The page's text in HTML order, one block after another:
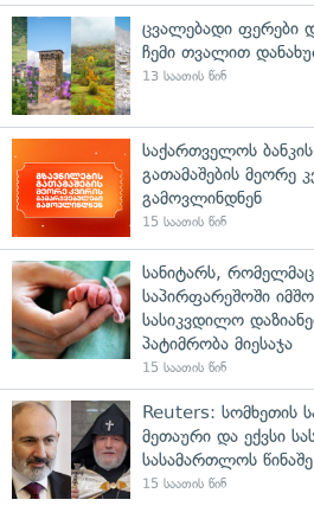
ცვალებადი ფერები
ჩემი თვალით
13 საათის წინ
საქართველოს
გათამაშების მეორე
გამოვლინდნენ
15 საათის წინ
სანიტარს,
საპირფარეშოში
სასიკვდილო
პატიმრობა მიესაჯა
15 საათის წინ
Reuters: სომხეთის
მეთაური და ექვსი
სასამართლოს
15 საათის წინ